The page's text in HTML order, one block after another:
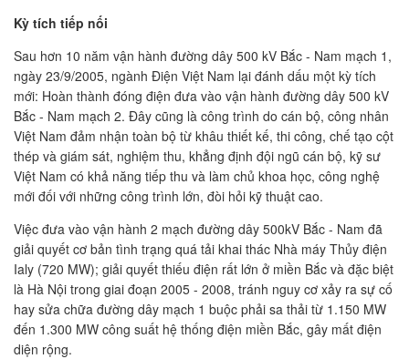
Kỳ tích tiếp nối
Sau hơn 10 năm vận hành đường dây 500 kV Bắc - Nam mạch 1,
ngày 23/9/2005, ngành Điện Việt Nam lại đánh dấu một kỳ tích
mới: Hoàn thành đóng điện đưa vào vận hành đường dây 500 kV
Bắc - Nam mạch 2. Đây cũng là công trình do cán bộ, công nhân
Việt Nam đảm nhận toàn bộ từ khâu thiết kế, thi công, chế tạo cột
thép và giám sát, nghiệm thu, khẳng định đội ngũ cán bộ, kỹ sư
Việt Nam có khả năng tiếp thu và làm chủ khoa học, công nghệ
mới đối với những công trình lớn, đòi hỏi kỹ thuật cao.
Việc đưa vào vận hành 2 mạch đường dây 500kV Bắc - Nam đã
giải quyết cơ bản tình trạng quá tải khai thác Nhà máy Thủy điện
Ialy (720 MW); giải quyết thiếu điện rất lớn ở miền Bắc và đặc biệt
là Hà Nội trong giai đoạn 2005 - 2008, tránh nguy cơ xảy ra sự cố
hay sửa chữa đường dây mạch 1 buộc phải sa thải từ 1.150 MW
đến 1.300 MW công suất hệ thống điện miền Bắc, gây mất điện
diện rộng.